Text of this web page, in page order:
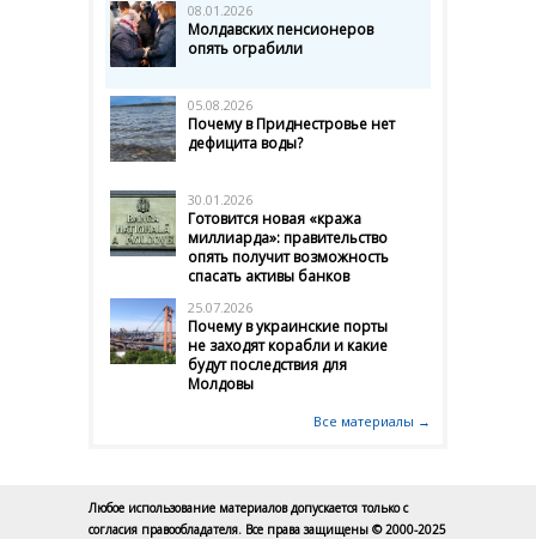
08.01.2026
Молдавских пенсионеров
опять ограбили
05.08.2026
Почему в Приднестровье нет
дефицита воды?
30.01.2026
Готовится новая «кража
миллиарда»: правительство
опять получит возможность
спасать активы банков
25.07.2026
Почему в украинские порты
не заходят корабли и какие
будут последствия для
Молдовы
Все материалы →
Любое использование материалов допускается только с
согласия правообладателя. Все права защищены © 2000-2025